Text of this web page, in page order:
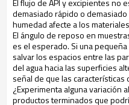
demasiado rápido o
humedad afecte a los
El ángulo de reposo en
es el esperado. Si una
salvar los espacios entre las
del agua hacia las superficies
señal de que las
¿Experimenta alguna variación
productos terminados que